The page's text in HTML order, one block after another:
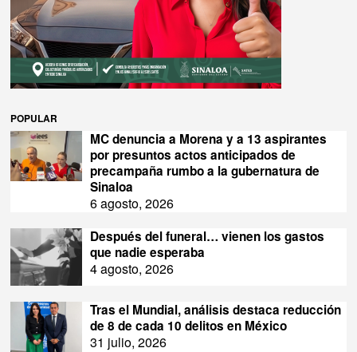
POPULAR
MC denuncia a Morena y a 13 aspirantes
por presuntos actos anticipados de
precampaña rumbo a la gubernatura de
Sinaloa
6 agosto, 2026
Después del funeral… vienen los gastos
que nadie esperaba
4 agosto, 2026
Tras el Mundial, análisis destaca reducción
de 8 de cada 10 delitos en México
31 julio, 2026